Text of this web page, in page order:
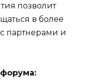
позволит
в более
партнерами и